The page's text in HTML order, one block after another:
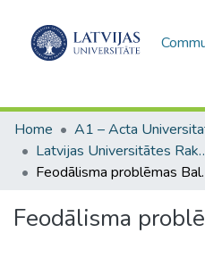
Home
Latvijas
Feodālisma